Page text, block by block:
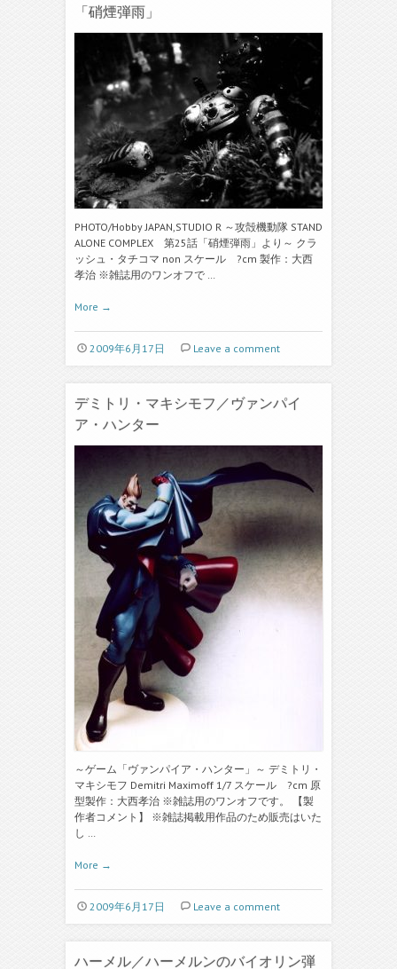
「硝煙弾雨」
PHOTO/Hobby JAPAN,STUDIO R ～攻殻機動隊 STAND
ALONE COMPLEX 第25話「硝煙弾雨」より～ クラ
ッシュ・タチコマ non スケール ?cm 製作：大西
孝治 ※雑誌用のワンオフで …
More →
2009年6月17日 Leave a comment
デミトリ・マキシモフ／ヴァンパイ
ア・ハンター
～ゲーム「ヴァンパイア・ハンター」～ デミトリ・
マキシモフ Demitri Maximoff 1/7 スケール ?cm 原
型製作：大西孝治 ※雑誌用のワンオフです。 【製
作者コメント】 ※雑誌掲載用作品のため販売はいた
し …
More →
2009年6月17日 Leave a comment
ハーメル／ハーメルンのバイオリン弾